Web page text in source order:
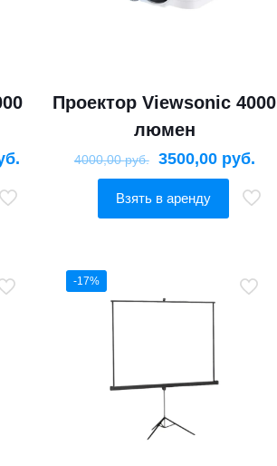
Проектор Viewsonic 4000
люмен
4000,00руб. 3500,00 руб.
Взять в аренду
-17%